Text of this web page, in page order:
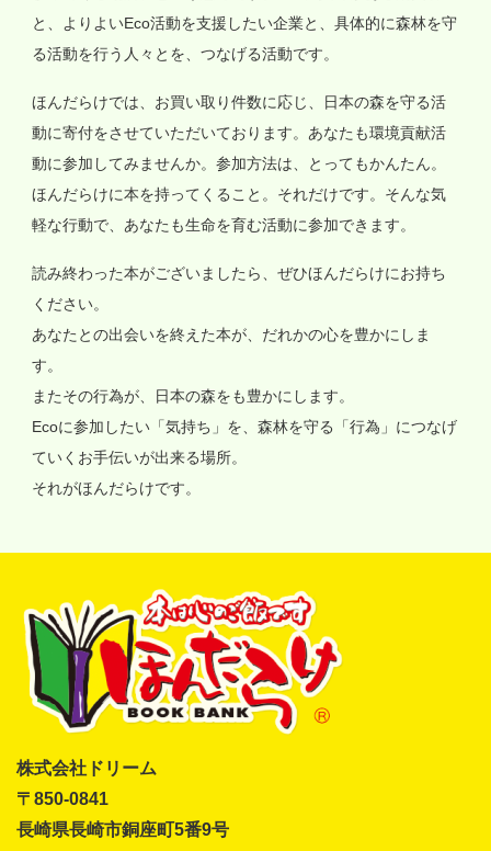
と、よりよいEco活動を支援したい企業と、具体的に森林を守
る活動を行う人々とを、つなげる活動です。
ほんだらけでは、お買い取り件数に応じ、日本の森を守る活
動に寄付をさせていただいております。あなたも環境貢献活
動に参加してみませんか。参加方法は、とってもかんたん。
ほんだらけに本を持ってくること。それだけです。そんな気
軽な行動で、あなたも生命を育む活動に参加できます。
読み終わった本がございましたら、ぜひほんだらけにお持ち
ください。
あなたとの出会いを終えた本が、だれかの心を豊かにしま
す。
またその行為が、日本の森をも豊かにします。
Ecoに参加したい「気持ち」を、森林を守る「行為」につなげ
ていくお手伝いが出来る場所。
それがほんだらけです。
株式会社ドリーム
〒850-0841
長崎県長崎市銅座町5番9号